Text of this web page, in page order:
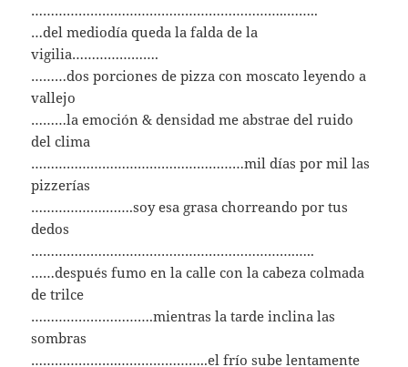
………………………………………………………..……..
…del mediodía queda la falda de la
vigilia………………….
………dos porciones de pizza con moscato leyendo a
vallejo
………la emoción & densidad me abstrae del ruido
del clima
………………………………………………mil días por mil las
pizzerías
……………….…….soy esa grasa chorreando por tus
dedos
………………………………………………………….…..
……después fumo en la calle con la cabeza colmada
de trilce
………………………….mientras la tarde inclina las
sombras
………………….…………………..el frío sube lentamente